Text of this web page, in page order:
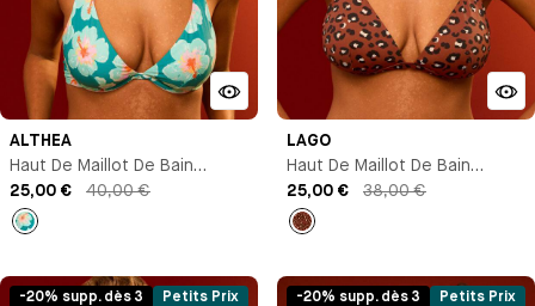
ALTHEA
Haut De Maillot De Bain
Triangle Avec Armature
25,00 € 40,00 €
Imprimé
LAGO
Haut De Maillot De Bain
Triangle
25,00 € 38,00 €
Imprimé
-20% supp. dès 3 Petits Prix -20% supp. dès 3 Petits Prix